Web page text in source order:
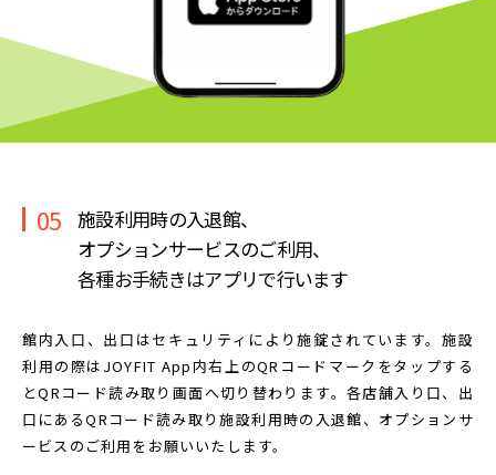
05 施設利用時の入退館、
オプションサービスのご利用、
各種お手続きはアプリで行います
館内入口、出口はセキュリティにより施錠されています。施設
利用の際はJOYFIT App内右上のQRコードマークをタップする
とQRコード読み取り画面へ切り替わります。各店舗入り口、出
口にあるQRコード読み取り施設利用時の入退館、オプションサ
ービスのご利用をお願いいたします。